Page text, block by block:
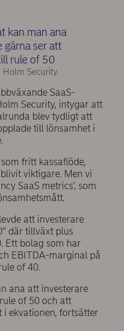
kan man ana
gärna ser att
rule of 50
Security.
SaaS-
Security, intygar att
blev tydligt att
till lönsamhet i
fritt kassaflöde,
viktigare. Men vi
SaaS metrics’, som
att investerare
där tillväxt plus
Ett bolag som har
EBITDA-marginal på
of 40.
ana att investerare
of 50 och att
ekvationen, fortsätter